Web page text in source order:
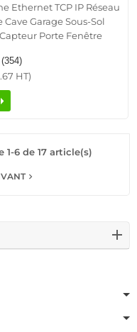
Ethernet TCP IP Réseau
Garage Sous-Sol
Porte Fenêtre
Connecté
(354)
HT)
1-6 de 17 article(s)
navigate_next